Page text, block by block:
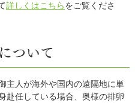
詳しくはこちらをご覧くださ
主人が海外や国内の遠隔地に単
赴任している場合、奥様の排卵